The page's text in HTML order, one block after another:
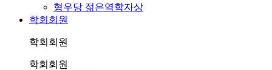
형우당 젊은역학자상
학회회원
학회회원
학회회원